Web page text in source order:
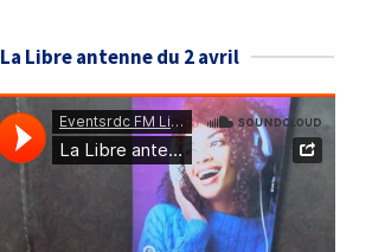
La Libre antenne du 2 avril